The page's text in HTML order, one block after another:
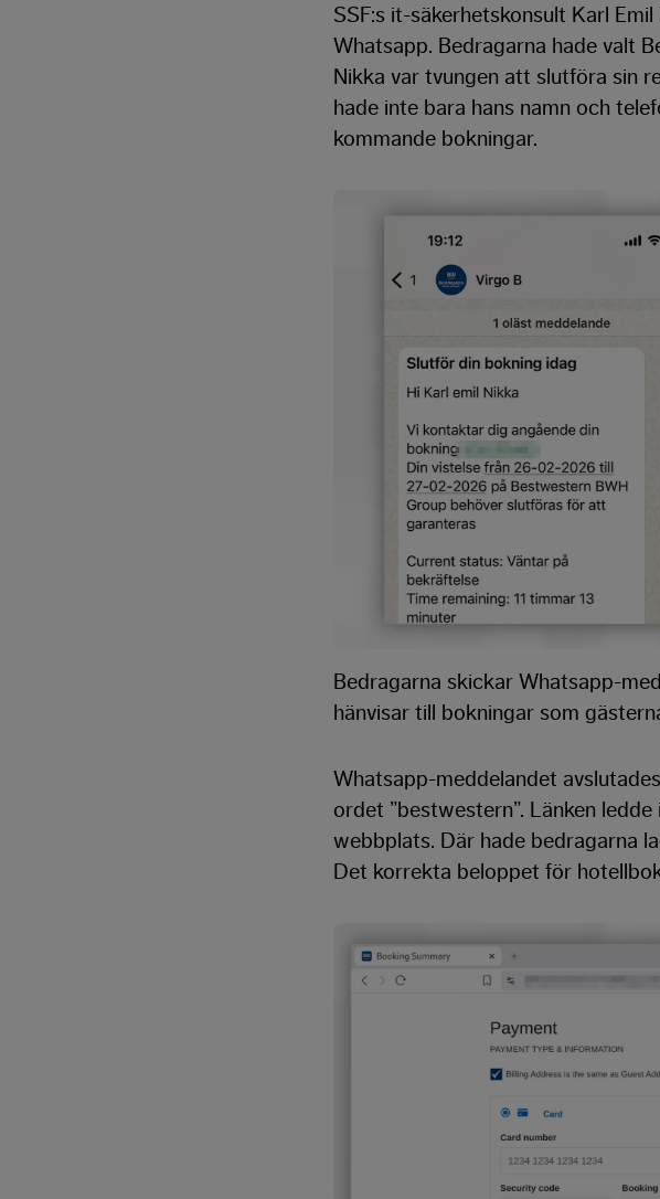
SSF:s it-säkerhetskonsult Karl
Whatsapp. Bedragarna hade valt
Nikka var tvungen att slutföra sin
hade inte bara hans namn och
kommande bokningar.
Bedragarna skickar Whatsapp-
hänvisar till bokningar som
Whatsapp-meddelandet
ordet ”bestwestern”. Länken
webbplats. Där hade bedragarna
Det korrekta beloppet för